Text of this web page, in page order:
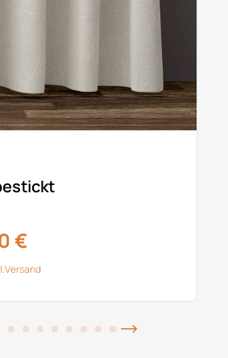
€
Versand